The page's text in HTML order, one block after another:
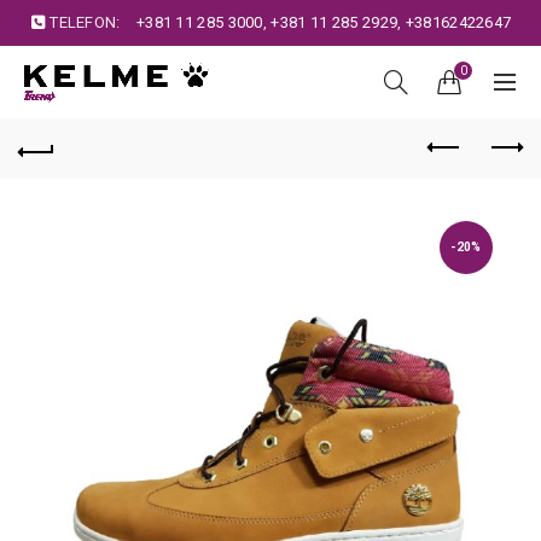
TELEFON: +381 11 285 3000,+381 11 285 2929, +38162422647
0
-20%